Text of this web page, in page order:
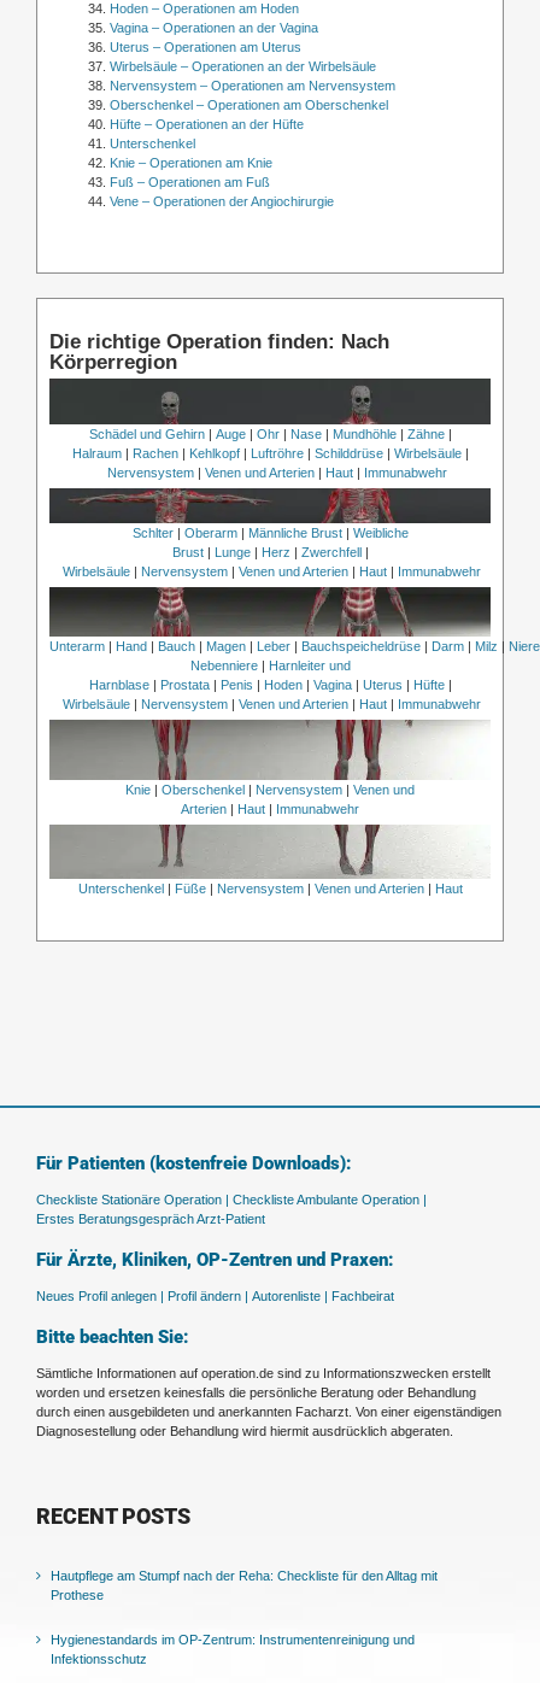
Hoden – Operationen am Hoden
Vagina – Operationen an der Vagina
Uterus – Operationen am Uterus
Wirbelsäule – Operationen an der Wirbelsäule
Nervensystem – Operationen am Nervensystem
Oberschenkel – Operationen am Oberschenkel
Hüfte – Operationen an der Hüfte
Unterschenkel
Knie – Operationen am Knie
Fuß – Operationen am Fuß
Vene – Operationen der Angiochirurgie
Die richtige Operation finden: Nach
Körperregion
Schädel und Gehirn| Auge| Ohr| Nase| Mundhöhle| Zähne|
Halraum| Rachen| Kehlkopf| Luftröhre| Schilddrüse| Wirbelsäule|
Nervensystem | Venen und Arterien | Haut | Immunabwehr
Schlter| Oberarm| Männliche Brust| Weibliche
Brust| Lunge| Herz | Zwerchfell|
Wirbelsäule | Nervensystem | Venen und Arterien | Haut | Immunabwehr
Unterarm| Hand| Bauch| Magen| Leber| Bauchspeicheldrüse| Darm| Milz |
Nebenniere| Harnleiter und
Harnblase| Prostata| Penis | Hoden| Vagina| Uterus | Hüfte|
Wirbelsäule | Nervensystem | Venen und Arterien | Haut | Immunabwehr
Knie Oberschenkel Nervensystem
Venen und
Arterien
Haut Immunabwehr
Unterschenkel Füße| Nervensystem| Venen und Arterien| Haut
Für Patienten (kostenfreie Downloads):
Checkliste Stationäre Operation | Checkliste Ambulante Operation |
Erstes Beratungsgespräch Arzt-Patient
Für Ärzte, Kliniken, OP-Zentren und Praxen:
Neues Profil anlegen | Profil ändern | Autorenliste | Fachbeirat
Bitte beachten Sie:
Sämtliche Informationen auf operation.de sind zu Informationszwecken erstellt
worden und ersetzen keinesfalls die persönliche Beratung oder Behandlung
durch einen ausgebildeten und anerkannten Facharzt. Von einer eigenständigen
Diagnosestellung oder Behandlung wird hiermit ausdrücklich abgeraten.
RECENT POSTS
Hautpflege am Stumpf nach der Reha: Checkliste für den Alltag mit
Prothese
Hygienestandards im OP-Zentrum: Instrumentenreinigung und
Infektionsschutz